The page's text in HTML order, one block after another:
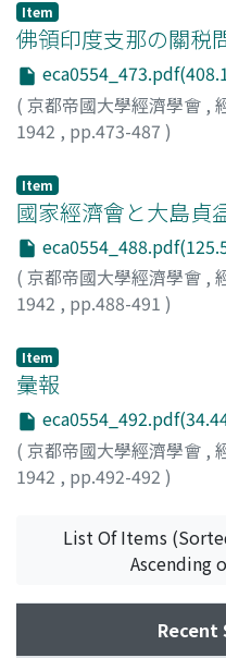
Item
佛領印度支那の關税
( 京都帝國大學經濟學會 ,
1942 , pp.473-487 )
Item
國家經濟會と大島貞
( 京都帝國大學經濟學會 ,
1942 , pp.488-491 )
Item
彙報
( 京都帝國大學經濟學會 ,
1942 , pp.492-492 )
List Of Items
Ascending
Recent